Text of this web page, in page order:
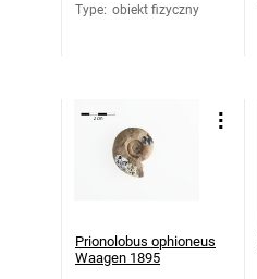
Type: obiekt fizyczny
Prionolobus ophioneus
Waagen 1895